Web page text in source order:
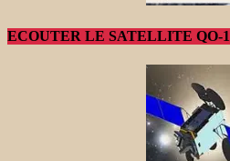
ECOUTER LE SATELLITE QO-